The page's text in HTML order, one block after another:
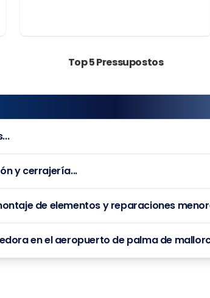
Top 5 Pressupostos
y cerrajería...
de elementos y reparaciones
en el aeropuerto de palma de